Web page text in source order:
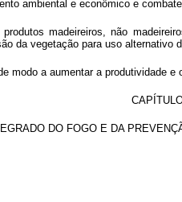
ambiental e econômico e
madeireiros, não
da vegetação para uso alternativo
modo a aumentar a produtividade
DO FOGO E DA